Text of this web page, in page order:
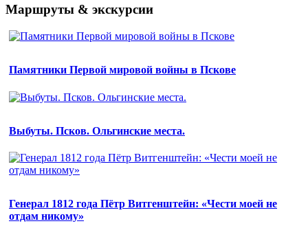
Маршруты & экскурсии
Памятники Первой мировой войны в Пскове
Выбуты. Псков. Ольгинские места.
Генерал 1812 года Пётр Витгенштейн: «Чести моей не
отдам никому»